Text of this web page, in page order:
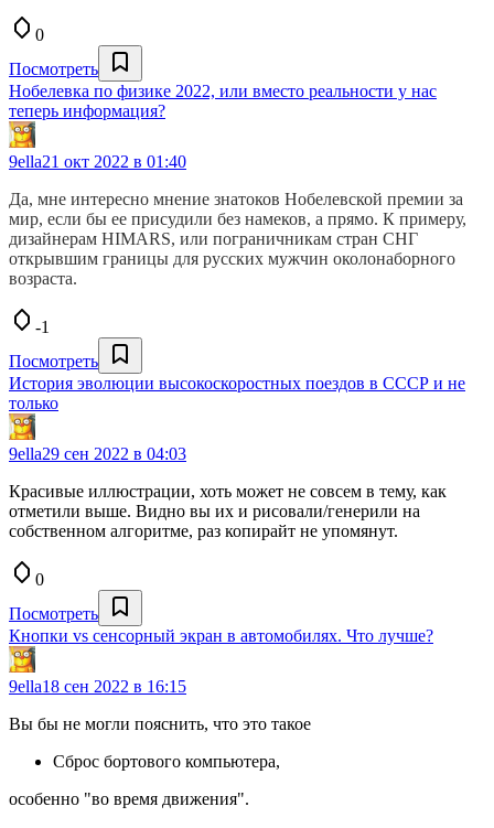
0
Посмотреть
Нобелевка по физике 2022, или вместо реальности у нас
теперь информация?
9ella21 окт 2022 в 01:40
Да, мне интересно мнение знатоков Нобелевской премии за
мир, если бы ее присудили без намеков, а прямо. К примеру,
дизайнерам HIMARS, или пограничникам стран СНГ
открывшим границы для русских мужчин околонаборного
возраста.
-1
Посмотреть
История эволюции высокоскоростных поездов в СССР и не
только
9ella29 сен 2022 в 04:03
Красивые иллюстрации, хоть может не совсем в тему, как
отметили выше. Видно вы их и рисовали/генерили на
собственном алгоритме, раз копирайт не упомянут.
0
Посмотреть
Кнопки vs сенсорный экран в автомобилях. Что лучше?
9ella18 сен 2022 в 16:15
Вы бы не могли пояснить, что это такое
Сброс бортового компьютера,
особенно "во время движения".